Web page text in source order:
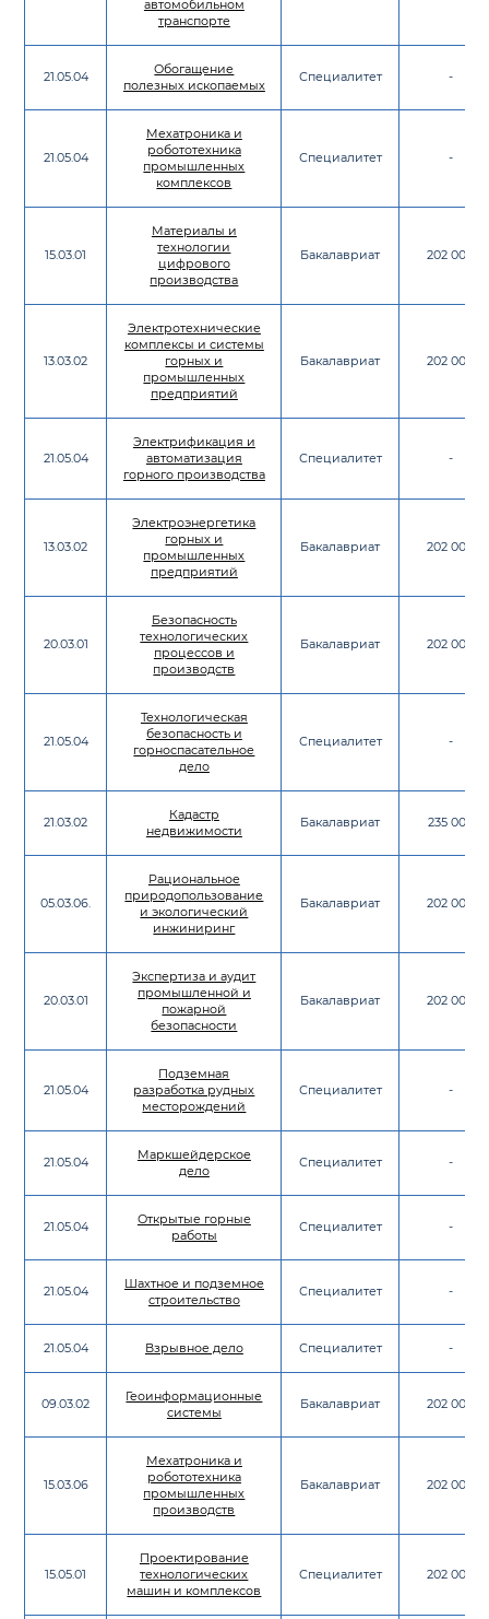
автомобильном
транспорте
21.05.04
Обогащение
полезных ископаемых
Специалитет -
21.05.04
Мехатроника и
робототехника
промышленных
комплексов
Специалитет -
15.03.01
Материалы и
технологии
цифрового
производства
Бакалавриат 202 000
13.03.02
Электротехнические
комплексы и системы
горных и
промышленных
предприятий
Бакалавриат 202 000
21.05.04
Электрификация и
автоматизация
горного производства
Специалитет -
13.03.02
Электроэнергетика
горных и
промышленных
предприятий
Бакалавриат 202 000
20.03.01
Безопасность
технологических
процессов и
производств
Бакалавриат 202 000
21.05.04
Технологическая
безопасность и
горноспасательное
дело
Специалитет -
21.03.02
Кадастр
недвижимости
Бакалавриат 235 000
05.03.06.
Рациональное
природопользование
и экологический
инжиниринг
Бакалавриат 202 000
20.03.01
Экспертиза и аудит
промышленной и
пожарной
безопасности
Бакалавриат 202 000
21.05.04
Подземная
разработка рудных
месторождений
Специалитет -
21.05.04
Маркшейдерское
дело
Специалитет -
21.05.04
Открытые горные
работы
Специалитет -
21.05.04
Шахтное и подземное
строительство
Специалитет -
21.05.04 Взрывное дело Специалитет -
09.03.02
Геоинформационные
системы
Бакалавриат 202 000
15.03.06
Мехатроника и
робототехника
промышленных
производств
Бакалавриат 202 000
15.05.01
Проектирование
технологических
машин и комплексов
Специалитет 202 000